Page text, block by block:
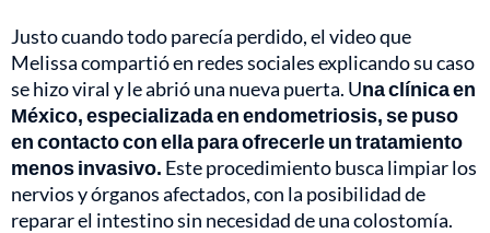
Justo cuando todo parecía perdido, el video que
Melissa compartió en redes sociales explicando su caso
se hizo viral y le abrió una nueva puerta. Una clínica en
México, especializada en endometriosis, se puso
en contacto con ella para ofrecerle un tratamiento
menos invasivo. Este procedimiento busca limpiar los
nervios y órganos afectados, con la posibilidad de
reparar el intestino sin necesidad de una colostomía.